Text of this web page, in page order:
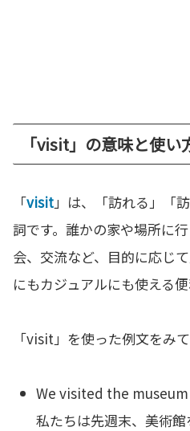
「visit」の意味と使い
「visit」は、「訪れる」「
詞です。誰かの家や場所に
会、交流など、目的に応じ
にもカジュアルにも使える便
「visit」を使った例文をみ
We visited the
私たちは先週末、美術館